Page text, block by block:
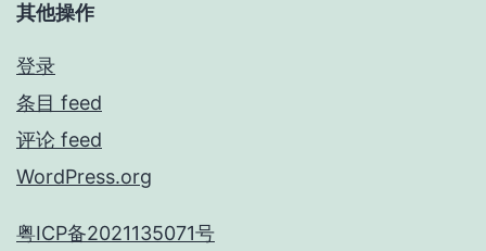
其他操作
登录
条目 feed
评论 feed
WordPress.org
粤ICP备2021135071号